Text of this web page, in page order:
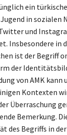
ein
in sozialen
Twitter und
Insbesondere in
ist der Begriff
der
von AMK
Kontexten
Überraschung
Bemerkung.
Begriffs in der